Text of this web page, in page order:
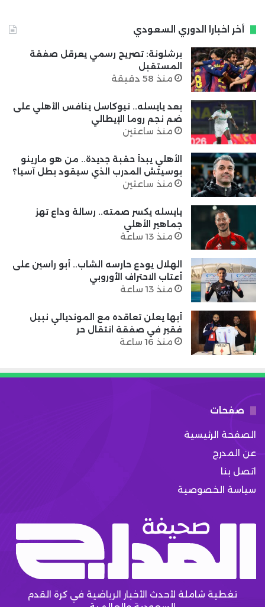
أخر اخبارا الدوري السعودي
برشلونة: تصريح رسمي يعرقل صفقة
المستقبل
منذ 58 دقيقة
بعد يايسله.. نيوكاسل ينافس الأهلي على
ضم نجم روما الإيطالي
منذ ساعتين
الأهلي يبدأ حقبة جديدة.. من هو مارينو
بوسيتش المدرب الذي سيقود بطل آسيا؟
منذ ساعتين
يايسله يكسر صمته.. رسالة وداع تهز
جماهير الأهلي
منذ 13 ساعة
الهلال يودع حارسه الشاب.. أبو راسين على
أعتاب الاحتراف الأوروبي
منذ 13 ساعة
أبها يعلن تعاقده مع المونديالي نبيل
فقير في صفقة انتقال حر
منذ 16 ساعة
صفحات
الصفحة الرئيسية
عن المدرج
اتصل بنا
سياسة الخصوصية
تغطية شاملة لأحدث الأخبار الرياضية في كرة القدم